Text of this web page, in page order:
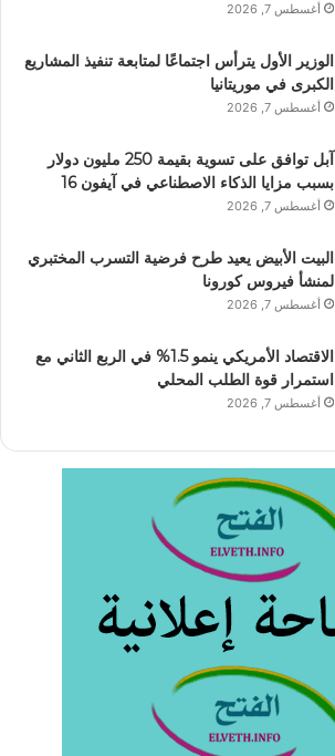
أغسطس 7, 2026
الوزير الأول يترأس اجتماعًا لمتابعة تنفيذ المشاريع
الكبرى في موريتانيا
أغسطس 7, 2026
آبل توافق على تسوية بقيمة 250 مليون دولار
بسبب مزايا الذكاء الاصطناعي في آيفون 16
أغسطس 7, 2026
البيت الأبيض يعيد طرح فرضية التسرب المختبري
لمنشأ فيروس كورونا
أغسطس 7, 2026
الاقتصاد الأمريكي ينمو 1.5% في الربع الثاني مع
استمرار قوة الطلب المحلي
أغسطس 7, 2026